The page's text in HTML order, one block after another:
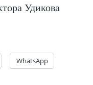
Удикова
WhatsApp